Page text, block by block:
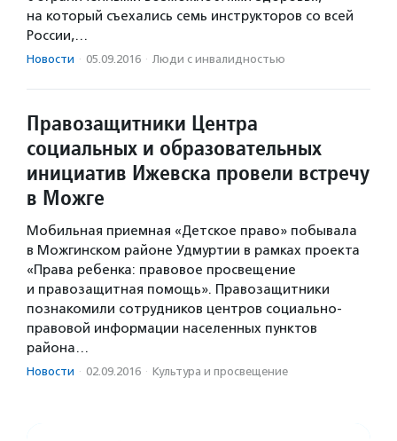
на который съехались семь инструкторов со всей
России,…
Новости · 05.09.2016 · Люди с инвалидностью
Правозащитники Центра
социальных и образовательных
инициатив Ижевска провели встречу
в Можге
Мобильная приемная «Детское право» побывала
в Можгинском районе Удмуртии в рамках проекта
«Права ребенка: правовое просвещение
и правозащитная помощь». Правозащитники
познакомили сотрудников центров социально-
правовой информации населенных пунктов
района…
Новости · 02.09.2016 · Культура и просвещение